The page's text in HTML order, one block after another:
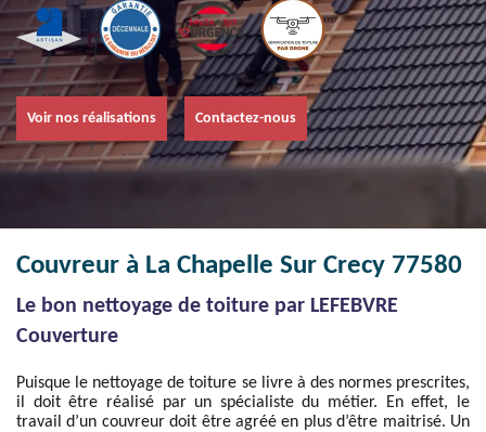
Voir nos réalisations Contactez-nous
Couvreur à La Chapelle Sur Crecy 77580
Le bon nettoyage de toiture par LEFEBVRE
Couverture
Puisque le nettoyage de toiture se livre à des normes prescrites,
il doit être réalisé par un spécialiste du métier. En effet, le
travail d’un couvreur doit être agréé en plus d’être maitrisé. Un